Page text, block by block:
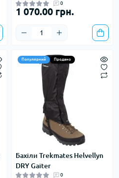
0
1 070.00 грн.
Популярний Продано
Бахіли Trekmates Helvellyn
DRY Gaiter
0